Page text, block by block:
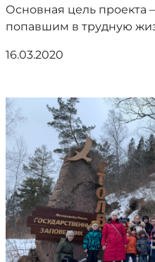
Основная цель проекта
попавшим в трудную
16.03.2020